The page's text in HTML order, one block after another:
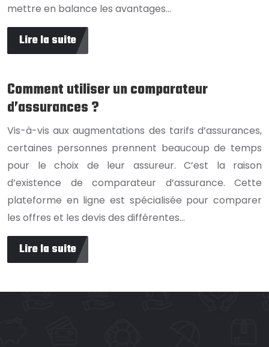
mettre en balance les avantages…
Lire la suite
Comment utiliser un comparateur
d’assurances ?
Vis-à-vis aux augmentations des tarifs d’assurances,
certaines personnes prennent beaucoup de temps
pour le choix de leur assureur. C’est la raison
d’existence de comparateur d’assurance. Cette
plateforme en ligne est spécialisée pour comparer
les offres et les devis des différentes…
Lire la suite